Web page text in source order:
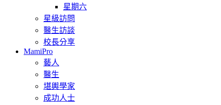
星期六
星級訪問
醫生訪談
校長分享
MamiPro
藝人
醫生
堪輿學家
成功人士